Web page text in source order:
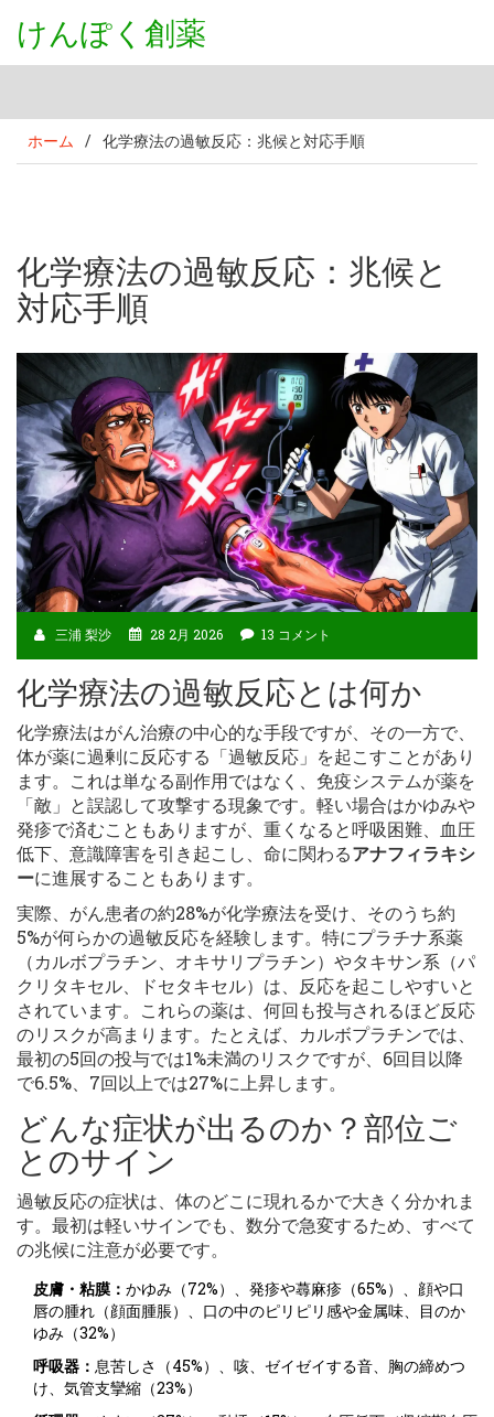
けんぽく創薬
ホーム / 化学療法の過敏反応：兆候と対応手順
化学療法の過敏反応：兆候と
対応手順
三浦 梨沙 28 2月 2026 13 コメント
化学療法の過敏反応とは何か
化学療法はがん治療の中心的な手段ですが、その一方で、
体が薬に過剰に反応する「過敏反応」を起こすことがあり
ます。これは単なる副作用ではなく、免疫システムが薬を
「敵」と誤認して攻撃する現象です。軽い場合はかゆみや
発疹で済むこともありますが、重くなると呼吸困難、血圧
低下、意識障害を引き起こし、命に関わるアナフィラキシ
ーに進展することもあります。
実際、がん患者の約28%が化学療法を受け、そのうち約
5%が何らかの過敏反応を経験します。特にプラチナ系薬
（カルボプラチン、オキサリプラチン）やタキサン系（パ
クリタキセル、ドセタキセル）は、反応を起こしやすいと
されています。これらの薬は、何回も投与されるほど反応
のリスクが高まります。たとえば、カルボプラチンでは、
最初の5回の投与では1%未満のリスクですが、6回目以降
で6.5%、7回以上では27%に上昇します。
どんな症状が出るのか？部位ご
とのサイン
過敏反応の症状は、体のどこに現れるかで大きく分かれま
す。最初は軽いサインでも、数分で急変するため、すべて
の兆候に注意が必要です。
皮膚・粘膜： かゆみ（72%）、発疹や蕁麻疹（65%）、顔や口
唇の腫れ（顔面腫脹）、口の中のピリピリ感や金属味、目のか
ゆみ（32%）
呼吸器： 息苦しさ（45%）、咳、ゼイゼイする音、胸の締めつ
け、気管支攣縮（23%）